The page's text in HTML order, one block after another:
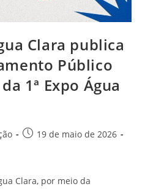
Clara publica
Público
1ª Expo Água
19 de maio de 2026
Clara, por meio da